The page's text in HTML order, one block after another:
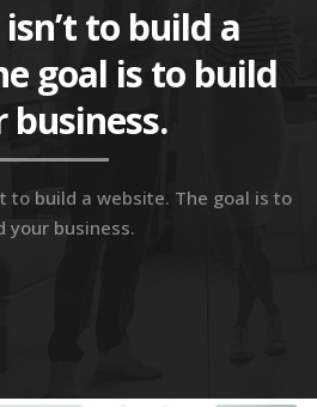
to build a
goal is to build
business.
to build a website. The goal is to
your business.